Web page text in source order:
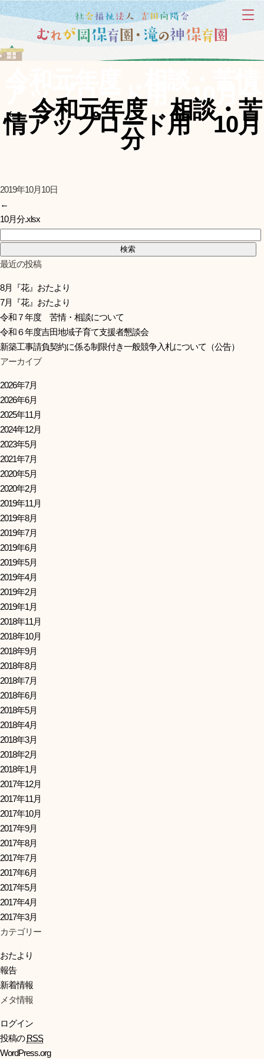
アップロード用 10月分
←令和元年度 相談・苦
情アップロード用 10月
分
2019年10月10日
←
10月分.xlsx
最近の投稿
8月『花』おたより
7月『花』おたより
令和７年度 苦情・相談について
令和６年度吉田地域子育て支援者懇談会
新築工事請負契約に係る制限付き一般競争入札について（公告）
アーカイブ
2026年7月
2026年6月
2025年11月
2024年12月
2023年5月
2021年7月
2020年5月
2020年2月
2019年11月
2019年8月
2019年7月
2019年6月
2019年5月
2019年4月
2019年2月
2019年1月
2018年11月
2018年10月
2018年9月
2018年8月
2018年7月
2018年6月
2018年5月
2018年4月
2018年3月
2018年2月
2018年1月
2017年12月
2017年11月
2017年10月
2017年9月
2017年8月
2017年7月
2017年6月
2017年5月
2017年4月
2017年3月
カテゴリー
おたより
報告
新着情報
メタ情報
ログイン
投稿のRSS
WordPress.org